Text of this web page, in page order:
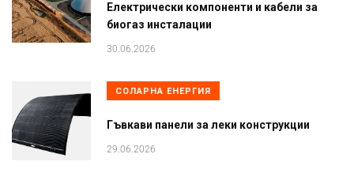
Електрически компоненти и кабели за
биогаз инсталации
30.06.2026
СОЛАРНА ЕНЕРГИЯ
Гъвкави панели за леки конструкции
29.06.2026